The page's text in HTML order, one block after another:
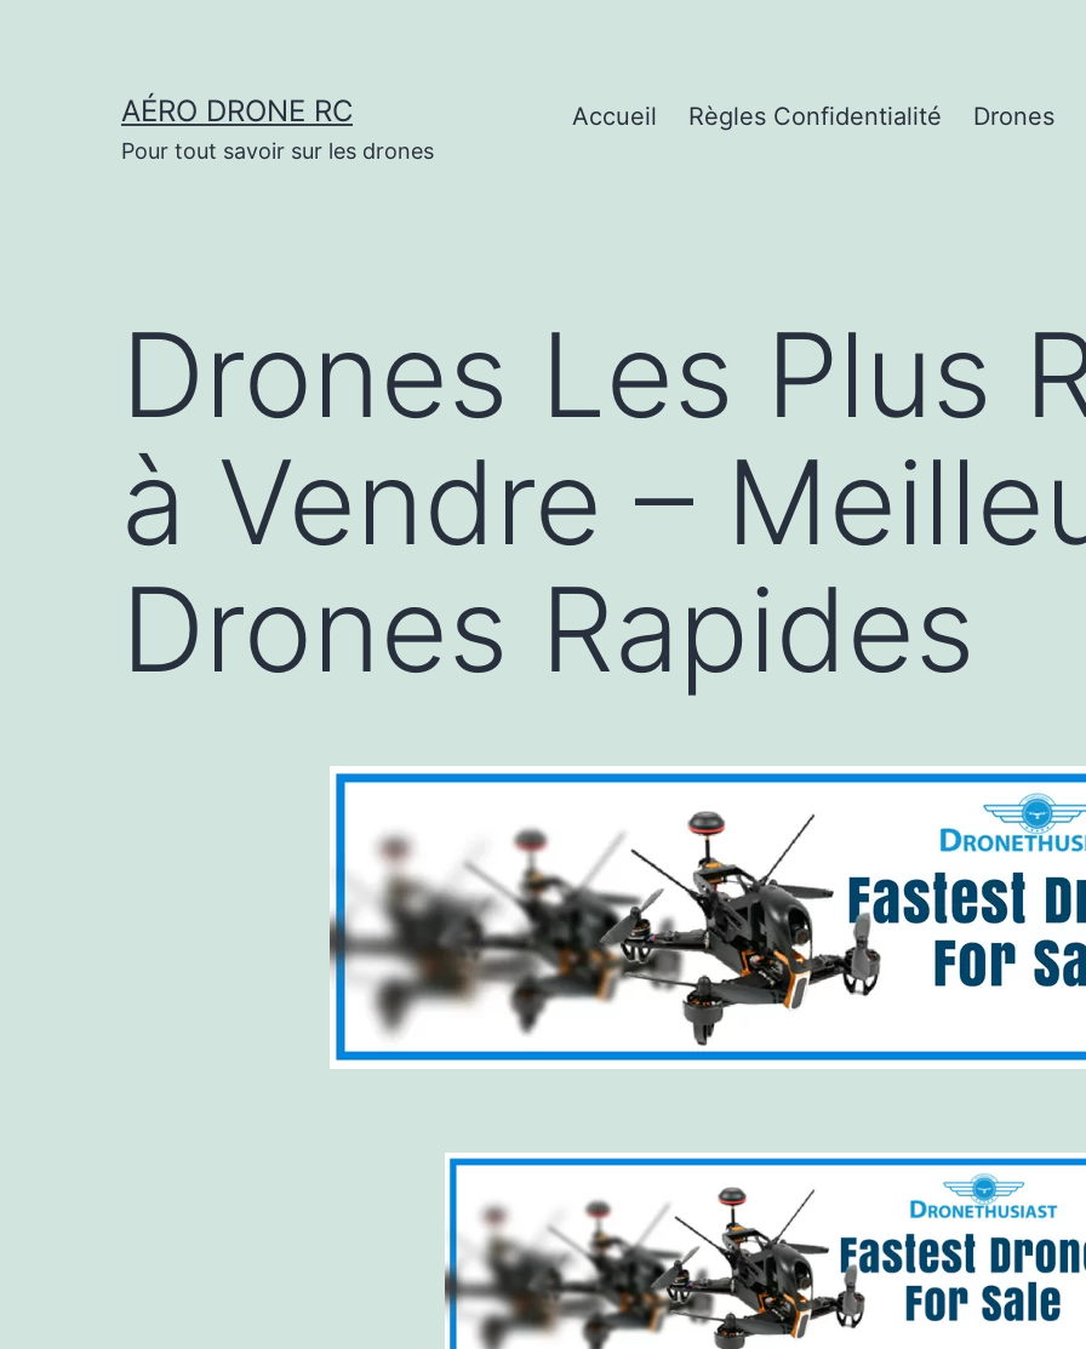
AÉRO DRONE RC
Pour tout savoir sur les drones
Accueil Règles Confidentialité Drones
Drones Les Plus
à Vendre –
Drones Rapides